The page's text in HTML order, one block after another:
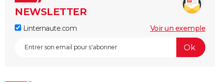
NEWSLETTER
Linternaute.com Voir un exemple